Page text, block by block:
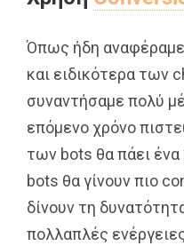
Όπως ήδη
και ειδικότερα των
συναντήσαμε πολύ
επόμενο χρόνο
των bots θα πάει
bots θα γίνουν πιο
δίνουν τη
πολλαπλές